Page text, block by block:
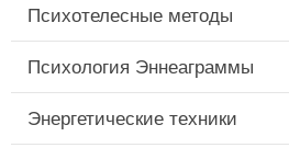
Психотелесные методы
Психология Эннеаграммы
Энергетические техники